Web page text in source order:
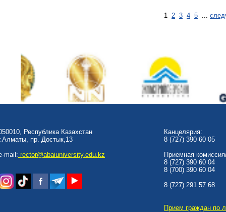
1 2 3 4 5 ...
Республика Казахстан
пр. Достык,13
mail: rector@abaiuniversity.edu.kz
Канцелярия:
8 (727) 390 60 05
Приемная
8 (727) 390 60 04
8 (700) 390 60 04
8 (727) 291 57 68
Прием граждан по